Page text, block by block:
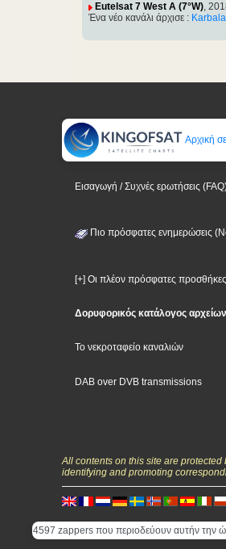
Eutelsat 7 West A (7°W),
Ένα νέο κανάλι άρχισε :
Αρχική
Εισαγωγή / Συχνές ερωτήσεις
Πιο πρόσφατες ενημερώσεις
[+] Οι πλέον πρόσφατες
Δορυφορικός κατάλογος αρχείων
Το νεκροταφείο καναλιών
DAB over DVB transmissions
All contents on this site are
identifying and promoting
4597 zappers που περιοδεύουν αυτήν την